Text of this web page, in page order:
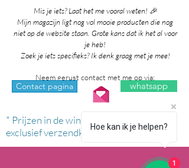
Mis je iets? Laat het me vooral weten! 🎉
Mijn magazijn ligt nog vol mooie producten die nog
niet op de website staan. Grote kans dat ik het al voor
je heb!
Zoek je iets specifieks? Ik denk graag met je mee!
Neem gerust contact met me op via:
Contact pagina whatsapp
* Prijzen in de winkel zijn inclusief btw en
exclusief verzendkosten.Hoe kan ik je helpen?
1